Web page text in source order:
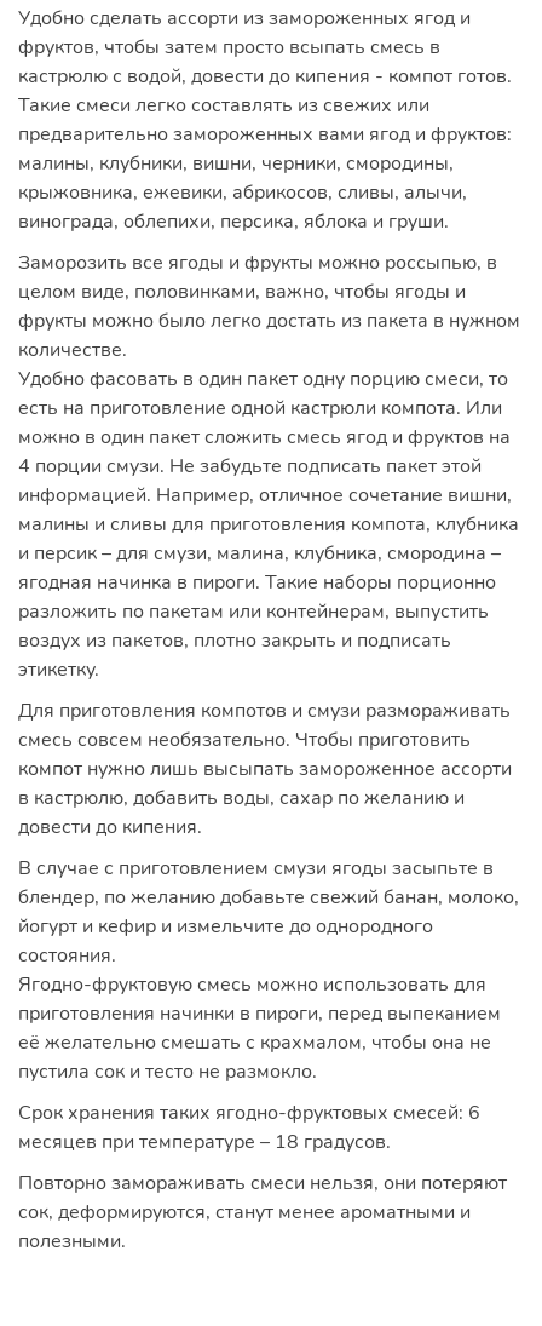
Удобно сделать ассорти из замороженных ягод и
фруктов, чтобы затем просто всыпать смесь в
кастрюлю с водой, довести до кипения - компот готов.
Такие смеси легко составлять из свежих или
предварительно замороженных вами ягод и фруктов:
малины, клубники, вишни, черники, смородины,
крыжовника, ежевики, абрикосов, сливы, алычи,
винограда, облепихи, персика, яблока и груши.
Заморозить все ягоды и фрукты можно россыпью, в
целом виде, половинками, важно, чтобы ягоды и
фрукты можно было легко достать из пакета в нужном
количестве.
Удобно фасовать в один пакет одну порцию смеси, то
есть на приготовление одной кастрюли компота. Или
можно в один пакет сложить смесь ягод и фруктов на
4 порции смузи. Не забудьте подписать пакет этой
информацией. Например, отличное сочетание вишни,
малины и сливы для приготовления компота, клубника
и персик – для смузи, малина, клубника, смородина –
ягодная начинка в пироги. Такие наборы порционно
разложить по пакетам или контейнерам, выпустить
воздух из пакетов, плотно закрыть и подписать
этикетку.
Для приготовления компотов и смузи размораживать
смесь совсем необязательно. Чтобы приготовить
компот нужно лишь высыпать замороженное ассорти
в кастрюлю, добавить воды, сахар по желанию и
довести до кипения.
В случае с приготовлением смузи ягоды засыпьте в
блендер, по желанию добавьте свежий банан, молоко,
йогурт и кефир и измельчите до однородного
состояния.
Ягодно-фруктовую смесь можно использовать для
приготовления начинки в пироги, перед выпеканием
её желательно смешать с крахмалом, чтобы она не
пустила сок и тесто не размокло.
Срок хранения таких ягодно-фруктовых смесей: 6
месяцев при температуре – 18 градусов.
Повторно замораживать смеси нельзя, они потеряют
сок, деформируются, станут менее ароматными и
полезными.